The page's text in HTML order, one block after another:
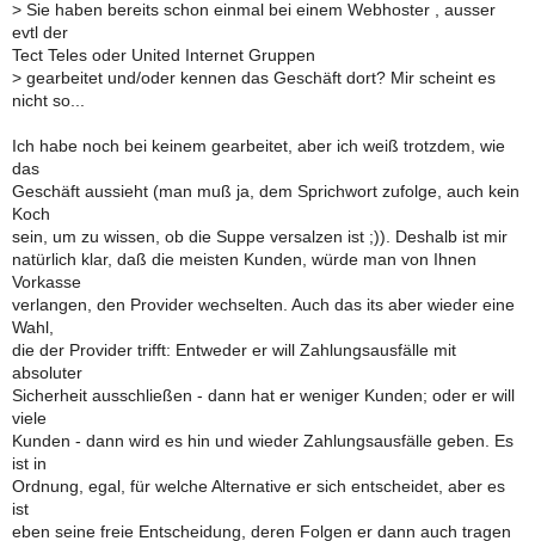
> Sie haben bereits schon einmal bei einem Webhoster , ausser
evtl der
Tect Teles oder United Internet Gruppen
> gearbeitet und/oder kennen das Geschäft dort? Mir scheint es
nicht so...
Ich habe noch bei keinem gearbeitet, aber ich weiß trotzdem, wie
das
Geschäft aussieht (man muß ja, dem Sprichwort zufolge, auch kein
Koch
sein, um zu wissen, ob die Suppe versalzen ist ;)). Deshalb ist mir
natürlich klar, daß die meisten Kunden, würde man von Ihnen
Vorkasse
verlangen, den Provider wechselten. Auch das its aber wieder eine
Wahl,
die der Provider trifft: Entweder er will Zahlungsausfälle mit
absoluter
Sicherheit ausschließen - dann hat er weniger Kunden; oder er will
viele
Kunden - dann wird es hin und wieder Zahlungsausfälle geben. Es
ist in
Ordnung, egal, für welche Alternative er sich entscheidet, aber es
ist
eben seine freie Entscheidung, deren Folgen er dann auch tragen